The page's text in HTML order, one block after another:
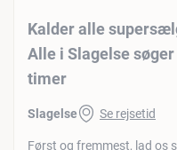
Kalder alle
Alle i Slagelse
timer
Slagelse Se rejsetid
Først og fremmest, lad os